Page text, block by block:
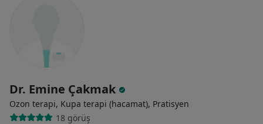
Dr. Emine Çakmak
Ozon terapi, Kupa terapi (hacamat), Pratisyen
18 görüş